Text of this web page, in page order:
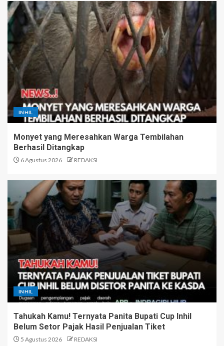
INHIL
Monyet yang Meresahkan Warga Tembilahan
Berhasil Ditangkap
6 Agustus 2026 REDAKSI
INHIL
Tahukah Kamu! Ternyata Panita Bupati Cup Inhil
Belum Setor Pajak Hasil Penjualan Tiket
5 Agustus 2026 REDAKSI